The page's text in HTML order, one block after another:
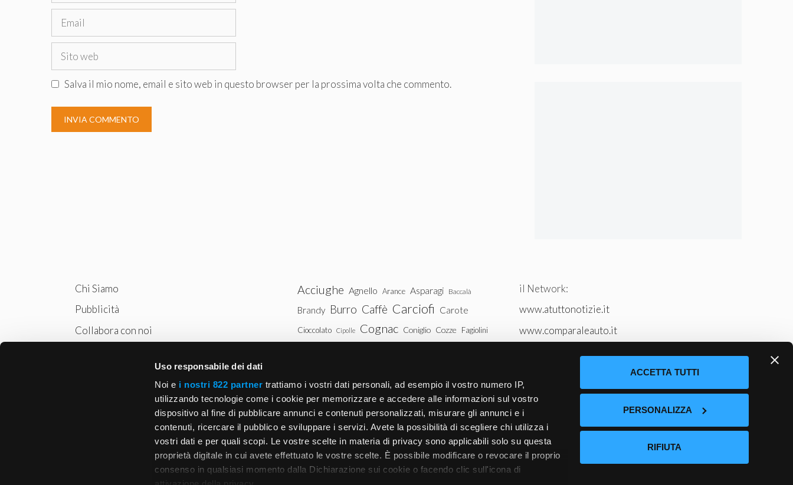
Uso responsabile dei dati
Noi e i nostri 822 partner trattiamo i vostri dati personali, ad esempio il vostro numero IP,
utilizzando tecnologie come i cookie per memorizzare e accedere alle informazioni sul vostro
dispositivo al fine di pubblicare annunci e contenuti personalizzati, misurare gli annunci e i
contenuti, ricercare il pubblico e sviluppare i servizi. Avete la possibilità di scegliere chi utilizza i
vostri dati e per quali scopi. Le vostre scelte in materia di privacy sono applicabili solo su questa
proprietà digitale in cui avete effettuato le vostre scelte. È possibile modificare o revocare il proprio
consenso in qualsiasi momento dalla Dichiarazione sui cookie o facendo clic sull'icona di
ACCETTA TUTTI
PERSONALIZZA
RIFIUTA
Email
Sito
Salva il mio nome, email e sito web in questo browser per la prossima volta che commento.
Chi Siamo
Pubblicità
Collabora con noi
Acciughe Agnello Arance Asparagi Baccalà
Brandy Burro Caffè Carciofi Carote
Cioccolato Cipolle Cognac Coniglio Cozze Fagiolini
Patate Peperoni Piselli Pollo
Pomodori Ricotta Rum
Spinaci Tacchino Tonno Uova Vitello
Vodka Whisky Zucca Zucchine
il Network:
www.atuttonotizie.it
www.comparaleauto.it